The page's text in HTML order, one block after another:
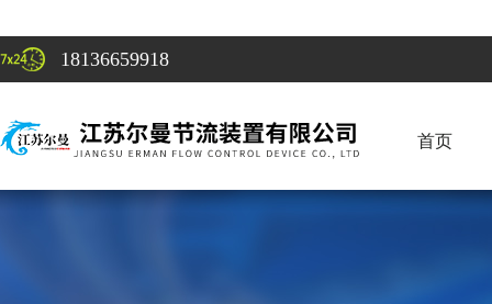
18136659918
首页